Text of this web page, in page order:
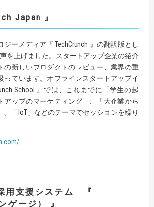
Japan 』
ーメディア『 TechCrunch 』の翻訳版とし
を上げました。スタートアップ企業の紹介
の新しいプロダクトのレビュー、業界の重
っています。オフラインスタートアップイ
School 』では、これまでに「学生の起
アップのマーケティング」、「大企業から
、「IoT」などのテーマでセッションを繰り
用支援システム 『
ゲージ） 』